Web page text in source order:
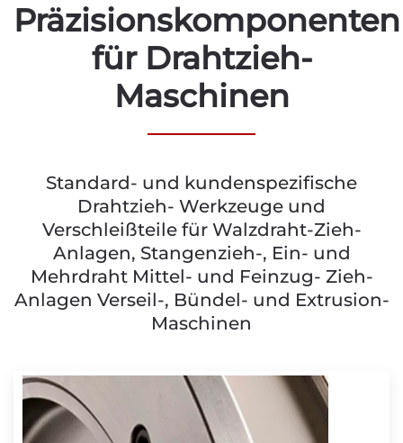
Präzisionskomponenten
für Drahtzieh-
Maschinen
Standard- und kundenspezifische
Drahtzieh- Werkzeuge und
Verschleißteile für Walzdraht-Zieh-
Anlagen, Stangenzieh-, Ein- und
Mehrdraht Mittel- und Feinzug- Zieh-
Anlagen Verseil-, Bündel- und Extrusion-
Maschinen